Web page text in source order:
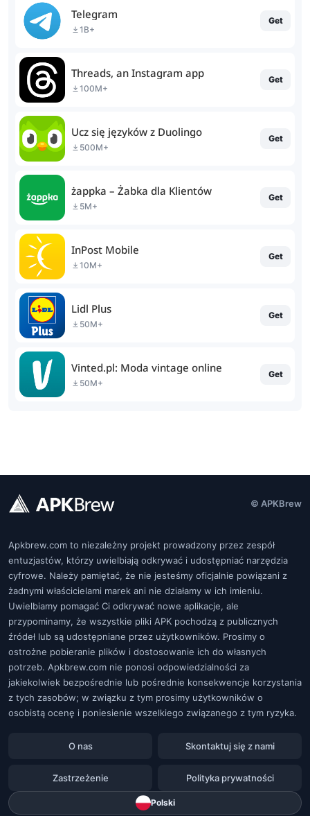
Telegram
1B+
Get
Threads, an Instagram app
100M+
Get
Ucz się języków z Duolingo
500M+
Get
żappka – Żabka dla Klientów
5M+
Get
InPost Mobile
10M+
Get
Lidl Plus
50M+
Get
Vinted.pl: Moda vintage online
50M+
Get
© APKBrew
Apkbrew.com to niezależny projekt prowadzony przez zespół
entuzjastów, którzy uwielbiają odkrywać i udostępniać narzędzia
cyfrowe. Należy pamiętać, że nie jesteśmy oficjalnie powiązani z
żadnymi właścicielami marek ani nie działamy w ich imieniu.
Uwielbiamy pomagać Ci odkrywać nowe aplikacje, ale
przypominamy, że wszystkie pliki APK pochodzą z publicznych
źródeł lub są udostępniane przez użytkowników. Prosimy o
ostrożne pobieranie plików i dostosowanie ich do własnych
potrzeb. Apkbrew.com nie ponosi odpowiedzialności za
jakiekolwiek bezpośrednie lub pośrednie konsekwencje korzystania
z tych zasobów; w związku z tym prosimy użytkowników o
osobistą ocenę i poniesienie wszelkiego związanego z tym ryzyka.
O nas Skontaktuj się z nami
Zastrzeżenie Polityka prywatności
Polski